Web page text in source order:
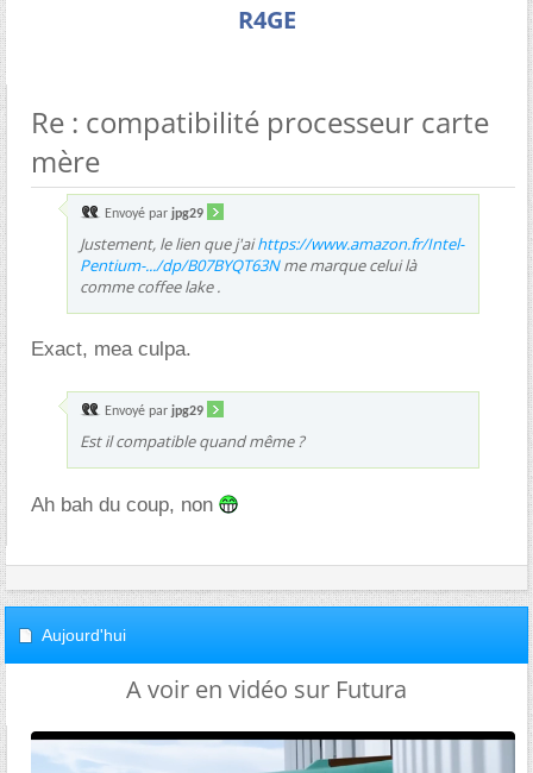
R4GE
Re : compatibilité processeur carte
mère
Envoyé par jpg29
Justement, le lien que j'aihttps://www.amazon.fr/Intel-
Pentium-.../dp/B07BYQT63Nme marque celui là
comme coffee lake .
Exact, mea culpa.
Envoyé par jpg29
Est il compatible quand même ?
Ah bah du coup, non
Aujourd'hui
A voir en vidéo sur Futura